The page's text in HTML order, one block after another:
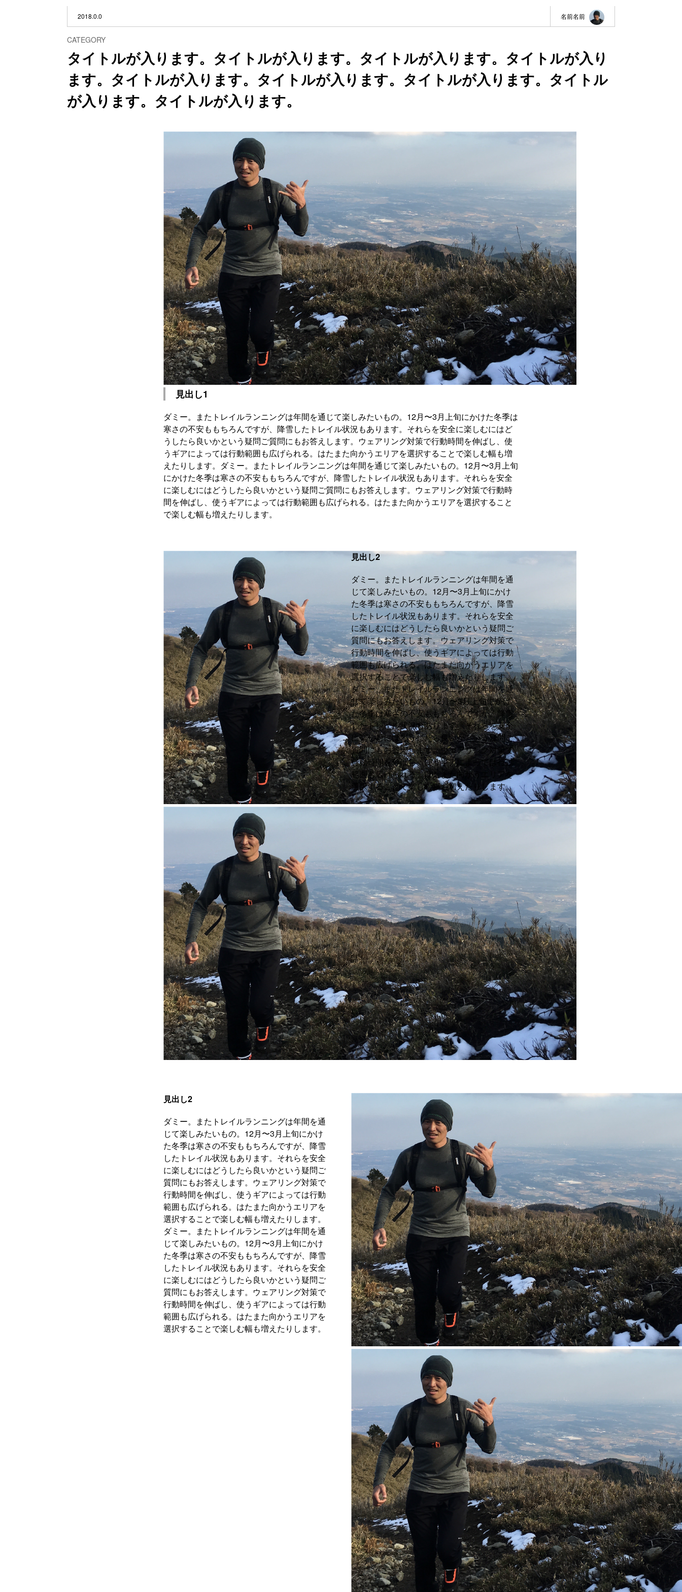
2018.0.0 名前名前
CATEGORY
タイトルが入ります。タイトルが入ります。タイトルが入ります。タイトルが入り
ます。タイトルが入ります。タイトルが入ります。タイトルが入ります。タイトル
が入ります。タイトルが入ります。
見出し1
ダミー。またトレイルランニングは年間を通じて楽しみたいもの。12月〜3月上旬にかけた冬季は
寒さの不安ももちろんですが、降雪したトレイル状況もあります。それらを安全に楽しむにはど
うしたら良いかという疑問ご質問にもお答えします。ウェアリング対策で行動時間を伸ばし、使
うギアによっては行動範囲も広げられる。はたまた向かうエリアを選択することで楽しむ幅も増
えたりします。ダミー。またトレイルランニングは年間を通じて楽しみたいもの。12月〜3月上旬
にかけた冬季は寒さの不安ももちろんですが、降雪したトレイル状況もあります。それらを安全
に楽しむにはどうしたら良いかという疑問ご質問にもお答えします。ウェアリング対策で行動時
間を伸ばし、使うギアによっては行動範囲も広げられる。はたまた向かうエリアを選択すること
で楽しむ幅も増えたりします。
見出し2
ダミー。またトレイルランニングは年間を通
じて楽しみたいもの。12月〜3月上旬にかけ
た冬季は寒さの不安ももちろんですが、降雪
したトレイル状況もあります。それらを安全
に楽しむにはどうしたら良いかという疑問ご
質問にもお答えします。ウェアリング対策で
行動時間を伸ばし、使うギアによっては行動
範囲も広げられる。はたまた向かうエリアを
選択することで楽しむ幅も増えたりします。
ダミー。またトレイルランニングは年間を通
じて楽しみたいもの。12月〜3月上旬にかけ
た冬季は寒さの不安ももちろんですが、降雪
したトレイル状況もあります。それらを安全
に楽しむにはどうしたら良いかという疑問ご
質問にもお答えします。ウェアリング対策で
行動時間を伸ばし、使うギアによっては行動
範囲も広げられる。はたまた向かうエリアを
選択することで楽しむ幅も増えたりします。
見出し2
ダミー。またトレイルランニングは年間を通
じて楽しみたいもの。12月〜3月上旬にかけ
た冬季は寒さの不安ももちろんですが、降雪
したトレイル状況もあります。それらを安全
に楽しむにはどうしたら良いかという疑問ご
質問にもお答えします。ウェアリング対策で
行動時間を伸ばし、使うギアによっては行動
範囲も広げられる。はたまた向かうエリアを
選択することで楽しむ幅も増えたりします。
ダミー。またトレイルランニングは年間を通
じて楽しみたいもの。12月〜3月上旬にかけ
た冬季は寒さの不安ももちろんですが、降雪
したトレイル状況もあります。それらを安全
に楽しむにはどうしたら良いかという疑問ご
質問にもお答えします。ウェアリング対策で
行動時間を伸ばし、使うギアによっては行動
範囲も広げられる。はたまた向かうエリアを
選択することで楽しむ幅も増えたりします。